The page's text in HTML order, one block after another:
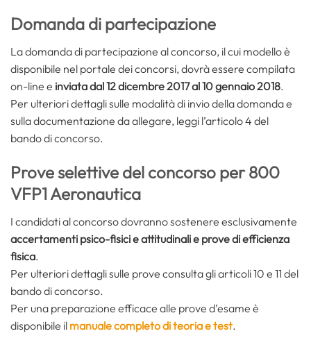
Domanda di partecipazione
La domanda di partecipazione al concorso, il cui modello è
disponibile nel portale dei concorsi, dovrà essere compilata
on-line e inviata dal 12 dicembre 2017 al 10 gennaio 2018.
Per ulteriori dettagli sulle modalità di invio della domanda e
sulla documentazione da allegare, leggi l’articolo 4 del
bando di concorso.
Prove selettive del concorso per 800
VFP1 Aeronautica
I candidati al concorso dovranno sostenere esclusivamente
accertamenti psico-fisici e attitudinali e prove di efficienza
fisica.
Per ulteriori dettagli sulle prove consulta gli articoli 10 e 11 del
bando di concorso.
Per una preparazione efficace alle prove d’esame è
disponibile il manuale completo di teoria e test.